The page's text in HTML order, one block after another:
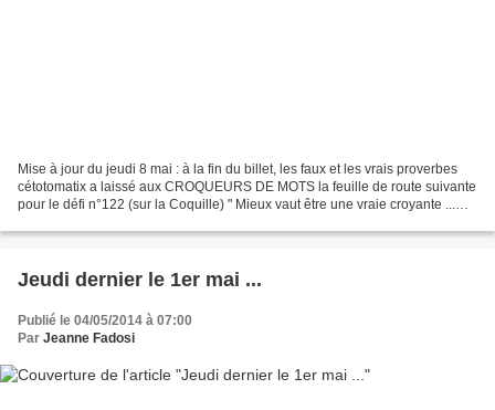
Mise à jour du jeudi 8 mai : à la fin du billet, les faux et les vrais proverbes
cétotomatix a laissé aux CROQUEURS DE MOTS la feuille de route suivante
pour le défi n°122 (sur la Coquille) " Mieux vaut être une vraie croyante ...
Jeudi dernier le 1er mai ...
Publié le 04/05/2014 à 07:00
Par Jeanne Fadosi